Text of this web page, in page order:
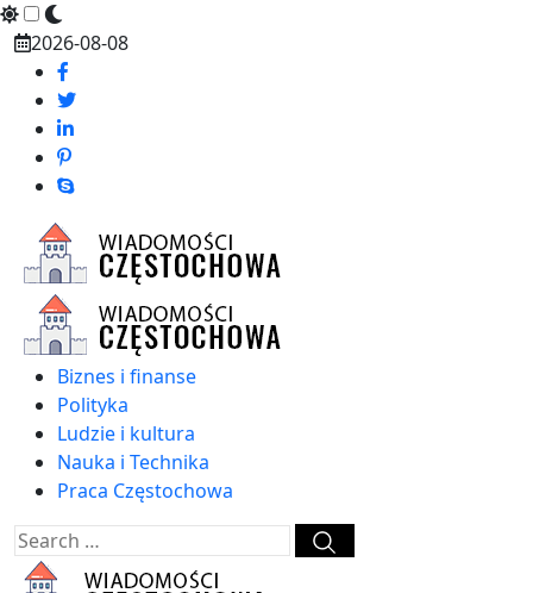
Skip
content
2026-08-08
Biznes i finanse
Polityka
Ludzie i kultura
Nauka i Technika
Praca Częstochowa